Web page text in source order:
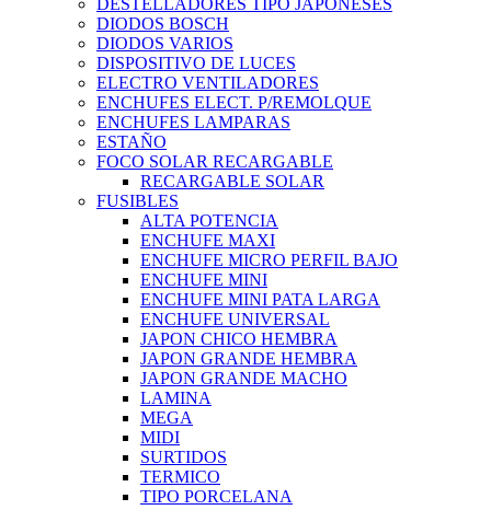
DESTELLADORES TIPO JAPONESES
DIODOS BOSCH
DIODOS VARIOS
DISPOSITIVO DE LUCES
ELECTRO VENTILADORES
ENCHUFES ELECT. P/REMOLQUE
ENCHUFES LAMPARAS
ESTAÑO
FOCO SOLAR RECARGABLE
RECARGABLE SOLAR
FUSIBLES
ALTA POTENCIA
ENCHUFE MAXI
ENCHUFE MICRO PERFIL BAJO
ENCHUFE MINI
ENCHUFE MINI PATA LARGA
ENCHUFE UNIVERSAL
JAPON CHICO HEMBRA
JAPON GRANDE HEMBRA
JAPON GRANDE MACHO
LAMINA
MEGA
MIDI
SURTIDOS
TERMICO
TIPO PORCELANA